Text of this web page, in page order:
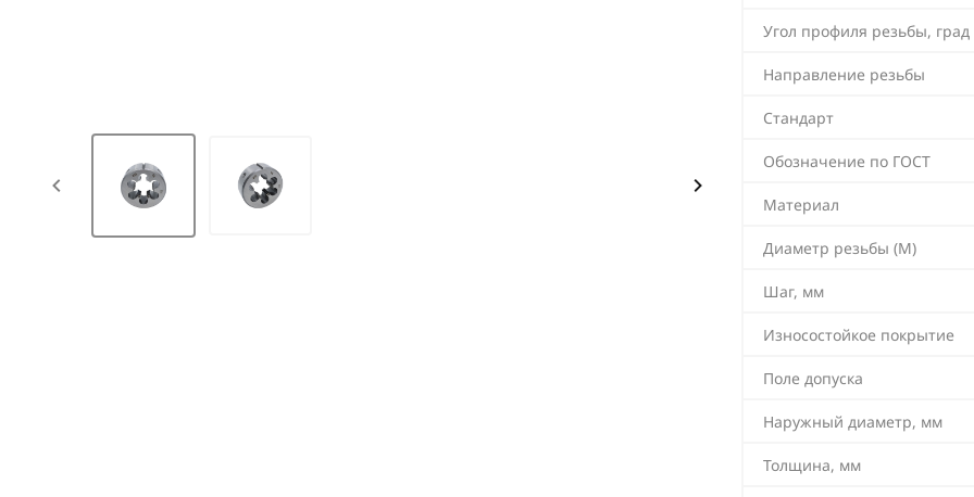
Угол профиля резьбы, град
Направление резьбы
Стандарт
Обозначение по ГОСТ
Материал
Диаметр резьбы (М)
Шаг, мм
Износостойкое покрытие
Поле допуска
Наружный диаметр, мм
Толщина, мм